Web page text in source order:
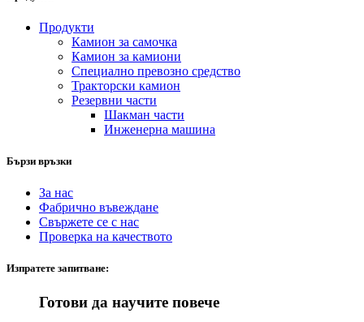
Продукти
Камион за самочка
Камион за камиони
Специално превозно средство
Тракторски камион
Резервни части
Шакман части
Инженерна машина
Бързи връзки
За нас
Фабрично въвеждане
Свържете се с нас
Проверка на качеството
Изпратете запитване:
Готови да научите повече